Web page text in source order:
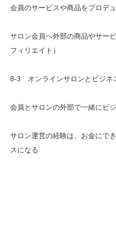
会員のサービスや商品をプロデ
サロン会員へ外部の商品やサー
フィリエイト）
8-3 オンラインサロンとビジネ
会員とサロンの外部で一緒にビ
サロン運営の経験は、お金にで
スになる